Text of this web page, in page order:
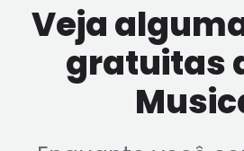
Veja
gratuitas